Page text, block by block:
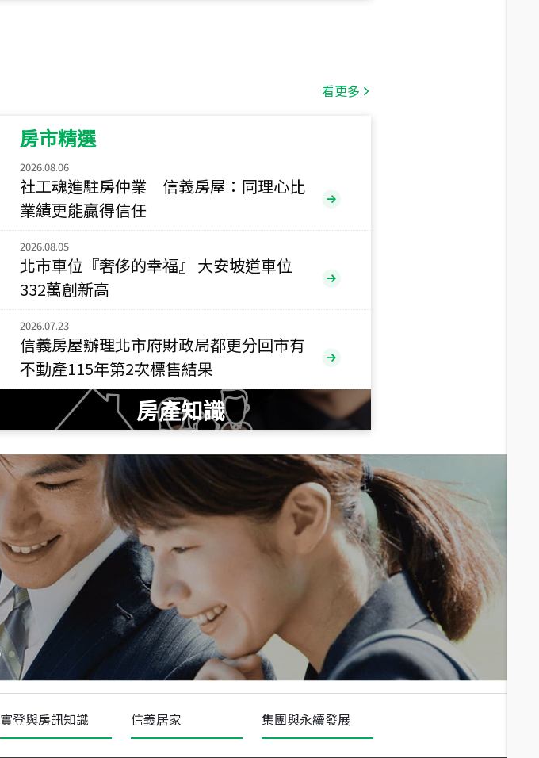
115
新北市永和區環河西路二段
115年07月 成交
央央 5,800萬
115年
小西華 1,938萬
115 年07 月 成交
捷豹
台北市中山區長春路
115年07月 成交
十泉十美
台北市北投區光明路
總價
1,020萬
年 07月 成交
四維天廈
新竹市新竹市四維路
總價
490萬
115 月 成交
菁英典藏
新竹市新竹市慈祥路
1,808
看更多
房市精選
2026.08.06
社工魂進駐房仲業 信義房屋：同理心比
業績更能贏得信任
2026.08.05
北市車位『奢侈的幸福』 大安坡道車位
332萬創新高
2026.07.23
信義房屋辦理北市府財政局都更分回市有
不動產115年第2次標售結果
房產知識
實登與房訊知識 信義居家 集團與永續發展